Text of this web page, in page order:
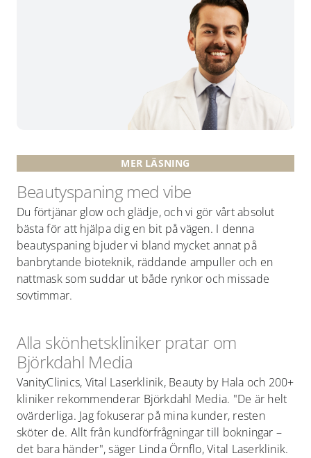
MER LÄSNING
Beautyspaning med vibe
Du förtjänar glow och glädje, och vi gör vårt absolut
bästa för att hjälpa dig en bit på vägen. I denna
beautyspaning bjuder vi bland mycket annat på
banbrytande bioteknik, räddande ampuller och en
nattmask som suddar ut både rynkor och missade
sovtimmar.
Alla skönhetskliniker pratar om
Björkdahl Media
VanityClinics, Vital Laserklinik, Beauty by Hala och 200+
kliniker rekommenderar Björkdahl Media. "De är helt
ovärderliga. Jag fokuserar på mina kunder, resten
sköter de. Allt från kundförfrågningar till bokningar –
det bara händer", säger Linda Örnflo, Vital Laserklinik.